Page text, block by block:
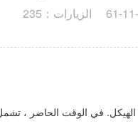
11-16 الزيارات：532
في الوقت الحاضر ، تشمل